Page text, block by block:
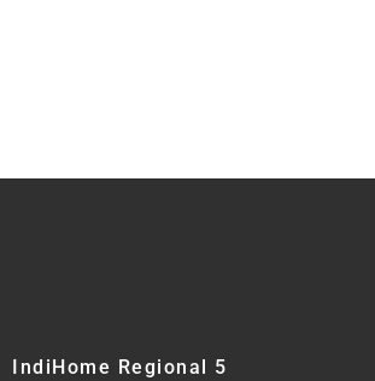
IndiHome Regional 5